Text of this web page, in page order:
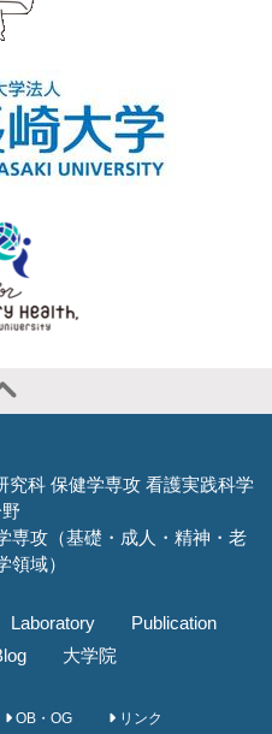
究科 保健学専攻 看護実践科学
専攻（基礎・成人・精神・老
領域）
Laboratory
Publication
大学院
OB・OG リンク